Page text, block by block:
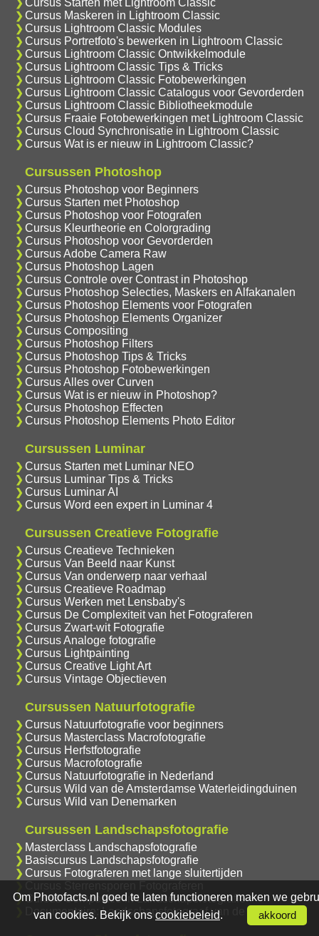
Cursus Starten met Lightroom Classic
Cursus Maskeren in Lightroom Classic
Cursus Lightroom Classic Modules
Cursus Portretfoto's bewerken in Lightroom Classic
Cursus Lightroom Classic Ontwikkelmodule
Cursus Lightroom Classic Tips & Tricks
Cursus Lightroom Classic Fotobewerkingen
Cursus Lightroom Classic Catalogus voor Gevorderden
Cursus Lightroom Classic Bibliotheekmodule
Cursus Fraaie Fotobewerkingen met Lightroom Classic
Cursus Cloud Synchronisatie in Lightroom Classic
Cursus Wat is er nieuw in Lightroom Classic?
Cursussen Photoshop
Cursus Photoshop voor Beginners
Cursus Starten met Photoshop
Cursus Photoshop voor Fotografen
Cursus Kleurtheorie en Colorgrading
Cursus Photoshop voor Gevorderden
Cursus Adobe Camera Raw
Cursus Photoshop Lagen
Cursus Controle over Contrast in Photoshop
Cursus Photoshop Selecties, Maskers en Alfakanalen
Cursus Photoshop Elements voor Fotografen
Cursus Photoshop Elements Organizer
Cursus Compositing
Cursus Photoshop Filters
Cursus Photoshop Tips & Tricks
Cursus Photoshop Fotobewerkingen
Cursus Alles over Curven
Cursus Wat is er nieuw in Photoshop?
Cursus Photoshop Effecten
Cursus Photoshop Elements Photo Editor
Cursussen Luminar
Cursus Starten met Luminar NEO
Cursus Luminar Tips & Tricks
Cursus Luminar AI
Cursus Word een expert in Luminar 4
Cursussen Creatieve Fotografie
Cursus Creatieve Technieken
Cursus Van Beeld naar Kunst
Cursus Van onderwerp naar verhaal
Cursus Creatieve Roadmap
Cursus Werken met Lensbaby's
Cursus De Complexiteit van het Fotograferen
Cursus Zwart-wit Fotografie
Cursus Analoge fotografie
Cursus Lightpainting
Cursus Creative Light Art
Cursus Vintage Objectieven
Cursussen Natuurfotografie
Cursus Natuurfotografie voor beginners
Cursus Masterclass Macrofotografie
Cursus Herfstfotografie
Cursus Macrofotografie
Cursus Natuurfotografie in Nederland
Cursus Wild van de Amsterdamse Waterleidingduinen
Cursus Wild van Denemarken
Cursussen Landschapsfotografie
Masterclass Landschapsfotografie
Basiscursus Landschapsfotografie
Cursus Fotograferen met lange sluitertijden
Cursus Compositie in Landschapsfotografie
Documentaire: Landschapsfotograaf van de Goor
Om Photofacts.nl goed te laten functioneren maken we
van cookies. Bekijk ons cookiebeleid. akkoord